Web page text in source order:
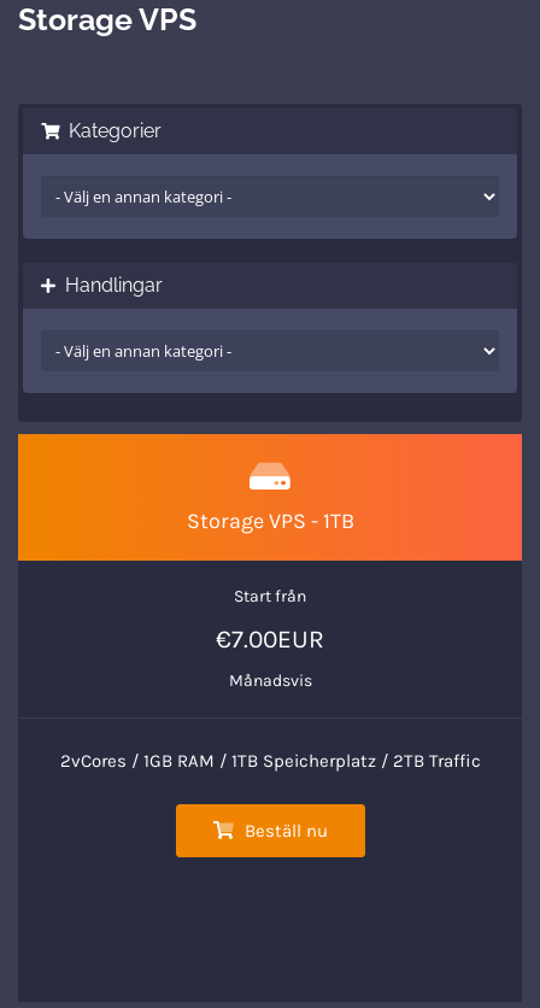
Storage VPS
Kategorier
Handlingar
Storage VPS - 1TB
Start från
€7.00EUR
Månadsvis
2vCores / 1GB RAM / 1TB Speicherplatz / 2TB Traffic
Beställ nu